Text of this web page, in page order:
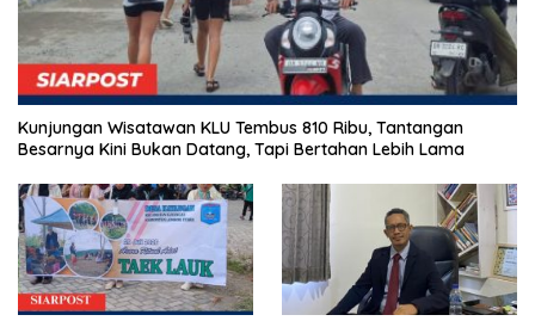
Kunjungan Wisatawan KLU Tembus 810 Ribu, Tantangan
Besarnya Kini Bukan Datang, Tapi Bertahan Lebih Lama